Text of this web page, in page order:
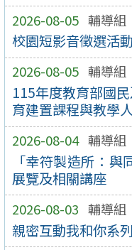
2026-08-05 輔導組
校園短影音徵選活
2026-08-05 輔導組
115年度教育部國
育建置課程與教學
2026-08-04 輔導組
「幸符製造所：
展覽及相關講座
2026-08-03 輔導組
親密互動我和你系